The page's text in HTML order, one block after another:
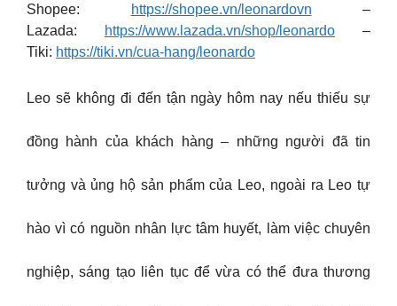
Shopee:
https://shopee.vn/leonardovn –
Lazada:
https://www.lazada.vn/shop/leonardo –
Tiki: https://tiki.vn/cua-hang/leonardo
Leo sẽ không đi đến tận ngày hôm nay nếu thiếu sự
đồng hành của khách hàng – những người đã tin
tưởng và ủng hộ sản phẩm của Leo, ngoài ra Leo tự
hào vì có nguồn nhân lực tâm huyết, làm việc chuyên
nghiệp, sáng tạo liên tục để vừa có thể đưa thương